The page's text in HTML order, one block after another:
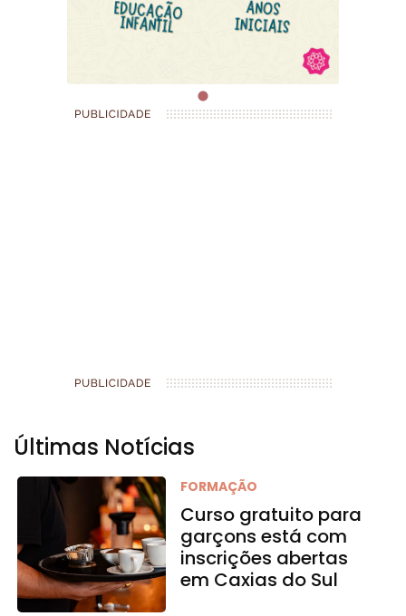
Últimas Notícias
FORMAÇÃO
Curso gratuito para
garçons está com
inscrições abertas
em Caxias do Sul